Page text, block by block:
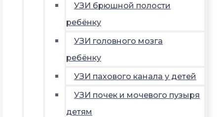
УЗИ брюшной полости
ребёнку
УЗИ головного мозга
ребёнку
УЗИ пахового канала у детей
УЗИ почек и мочевого пузыря
детям